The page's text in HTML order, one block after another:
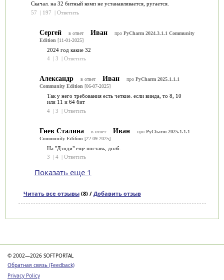
Скачал. на 32 битный комп не устанавливается, ругается.
57
| 197 | Ответить
Сергей в ответ Иван про PyCharm 2024.3.1.1 Community
Edition [11-01-2025]
2024 год какие 32
4
3 Ответить
Александр в ответ Иван про PyCharm 2025.1.1.1
Community Edition[06-07-2025]
Так у него требования есть четкие. если винда, то 8, 10
или 11 и 64 бит
4 | 3 | Ответить
Гнев Сталина в ответ Иван про PyCharm 2025.1.1.1
Community Edition [22-09-2025]
На "Дэнди" ещё поставь, долб.
3
4 Ответить
Показать еще 1
Читать все отзывы(8) / Добавить отзыв
© 2002—2026 SOFTPORTAL
Обратная связь (Feedback)
Privacy Policy